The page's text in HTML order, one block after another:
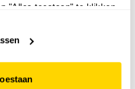
"Alles toestaan" te klikken.